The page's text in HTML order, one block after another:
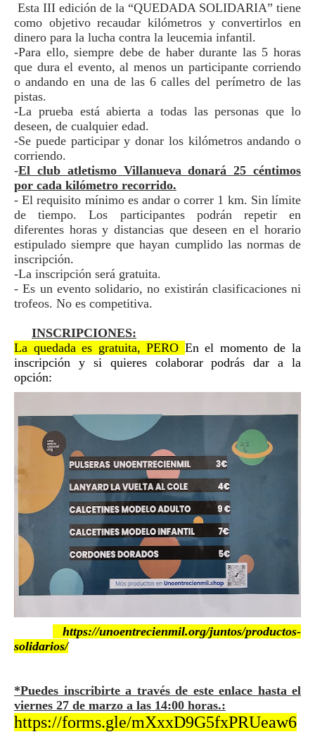
Esta III edición de la “QUEDADA SOLIDARIA” tiene
como objetivo recaudar kilómetros y convertirlos en
dinero para la lucha contra la leucemia infantil.
-Para ello, siempre debe de haber durante las 5 horas
que dura el evento, al menos un participante corriendo
o andando en una de las 6 calles del perímetro de las
pistas.
-La prueba está abierta a todas las personas que lo
deseen, de cualquier edad.
-Se puede participar y donar los kilómetros andando o
corriendo.
-El club atletismo Villanueva donará 25 céntimos
por cada kilómetro recorrido.
- El requisito mínimo es andar o correr 1 km. Sin límite
de tiempo. Los participantes podrán repetir en
diferentes horas y distancias que deseen en el horario
estipulado siempre que hayan cumplido las normas de
inscripción.
-La inscripción será gratuita.
- Es un evento solidario, no existirán clasificaciones ni
trofeos. No es competitiva.
INSCRIPCIONES:
La quedada es gratuita, PERO En el momento de la
inscripción y si quieres colaborar podrás dar a la
opción:
https://unoentrecienmil.org/juntos/productos-
solidarios/
*Puedes inscribirte a través de este enlace hasta el
viernes 27 de marzo a las 14:00 horas.:
https://forms.gle/mXxxD9G5fxPRUeaw6